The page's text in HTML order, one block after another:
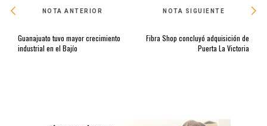
NOTA ANTERIOR
Guanajuato tuvo mayor crecimiento
industrial en el Bajío
NOTA SIGUIENTE
Fibra Shop concluyó adquisición de
Puerta La Victoria